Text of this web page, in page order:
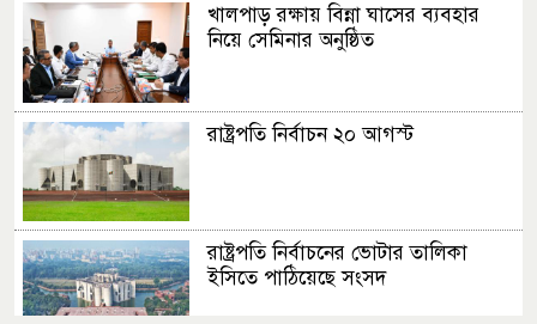
খালপাড় রক্ষায় বিন্না ঘাসের ব্যবহার
নিয়ে সেমিনার অনুষ্ঠিত
রাষ্ট্রপতি নির্বাচন ২০ আগস্ট
রাষ্ট্রপতি নির্বাচনের ভোটার তালিকা
ইসিতে পাঠিয়েছে সংসদ